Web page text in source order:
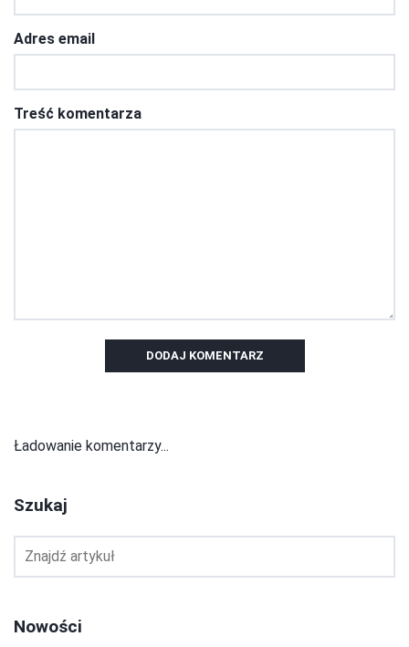
Adres email
Treść komentarza
DODAJ KOMENTARZ
Ładowanie komentarzy...
Szukaj
Nowości